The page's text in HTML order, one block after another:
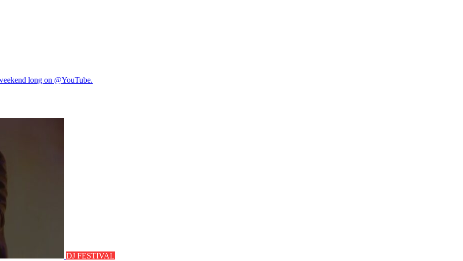
long on ​⁠@YouTube.
DJ FESTIVAL